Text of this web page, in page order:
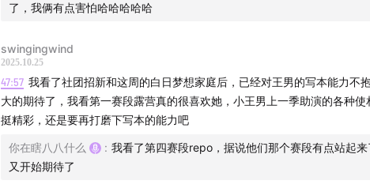
了，我俩有点害怕哈哈哈哈哈
swingingwind
2025.10.25
47:57 我看了社团招新和这周的白日梦想家庭后，已经对王男的写本能力不
大的期待了，我看第一赛段露营真的很喜欢她，小王男上一季助演的各种使
挺精彩，还是要再打磨下写本的能力吧
你在瞎八八什么 : 我看了第四赛段repo，据说他们那个赛段有点站起
又开始期待了